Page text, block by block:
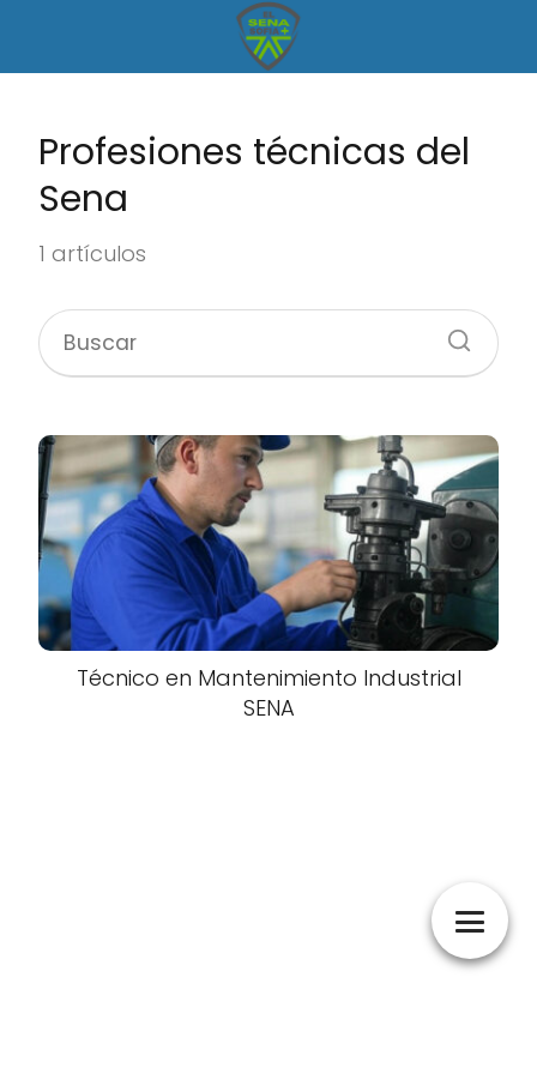
Profesiones técnicas del
Sena
1 artículos
Técnico en Mantenimiento Industrial
SENA